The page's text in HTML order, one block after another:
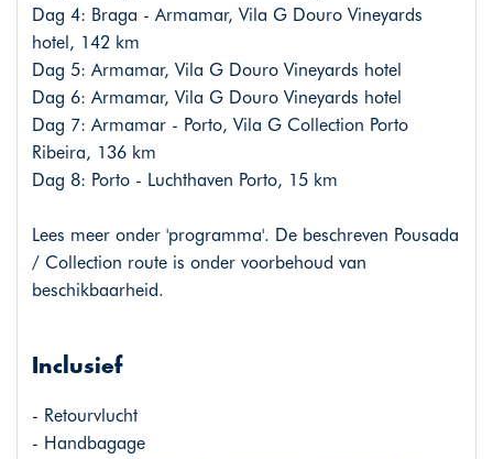
Dag 4: Braga - Armamar, Vila G Douro Vineyards
hotel, 142 km
Dag 5: Armamar, Vila G Douro Vineyards hotel
Dag 6: Armamar, Vila G Douro Vineyards hotel
Dag 7: Armamar - Porto, Vila G Collection Porto
Ribeira, 136 km
Dag 8: Porto - Luchthaven Porto, 15 km
Lees meer onder 'programma'. De beschreven Pousada
/ Collection route is onder voorbehoud van
beschikbaarheid.
Inclusief
- Retourvlucht
- Handbagage